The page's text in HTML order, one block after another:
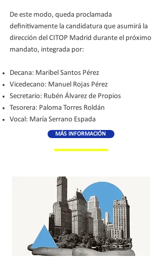
De este modo, queda proclamada
definitivamente la candidatura que asumirá la
dirección del CITOP Madrid durante el próximo
mandato, integrada por:
Decana: Maribel Santos Pérez
Vicedecano: Manuel Rojas Pérez
Secretario: Rubén Álvarez de Propios
Tesorera: Paloma Torres Roldán
Vocal: María Serrano Espada
MÁS INFORMACIÓN